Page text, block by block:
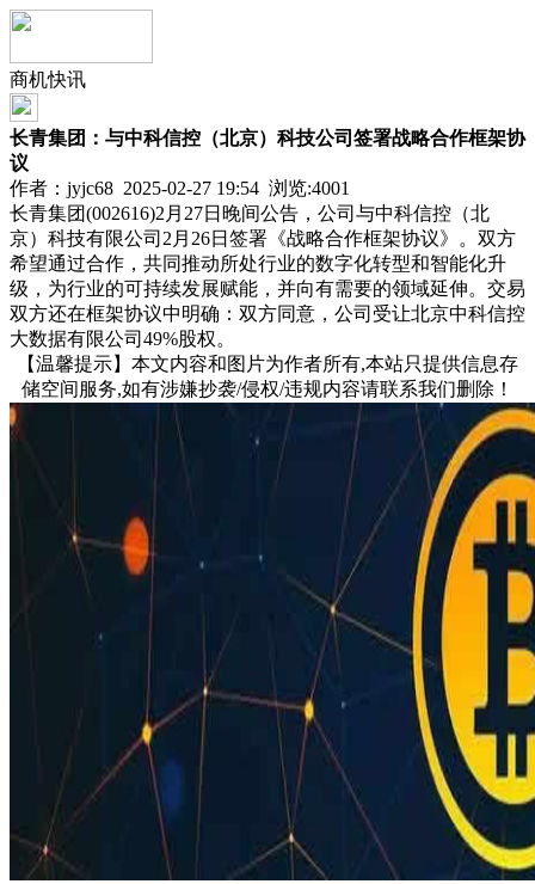
商机快讯
长青集团：与中科信控（北京）科技公司签署战略合作框架协
议
作者：jyjc68 2025-02-27 19:54 浏览:4001
长青集团(002616)2月27日晚间公告，公司与中科信控（北
京）科技有限公司2月26日签署《战略合作框架协议》。双方
希望通过合作，共同推动所处行业的数字化转型和智能化升
级，为行业的可持续发展赋能，并向有需要的领域延伸。交易
双方还在框架协议中明确：双方同意，公司受让北京中科信控
大数据有限公司49%股权。
【温馨提示】本文内容和图片为作者所有,本站只提供信息存
储空间服务,如有涉嫌抄袭/侵权/违规内容请联系我们删除！